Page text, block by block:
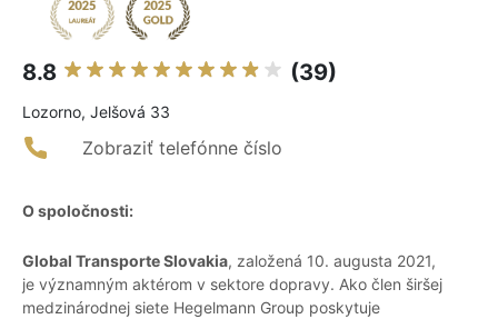
8.8 (39)
Lozorno, Jelšová 33
Zobraziť telefónne číslo
O spoločnosti:
Global Transporte Slovakia, založená 10. augusta 2021,
je významným aktérom v sektore dopravy. Ako člen širšej
medzinárodnej siete Hegelmann Group poskytuje